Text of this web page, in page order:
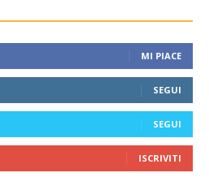
MI PIACE
SEGUI
SEGUI
ISCRIVITI